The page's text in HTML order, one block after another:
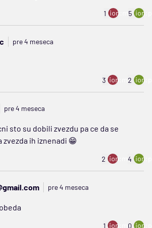
1 ion:minus
5
pre 4 meseca
3 ion:minus
2
pre 4 meseca
sto su dobili zvezdu pa ce da se
ih iznenadi 😁
2 ion:minus
4
pre 4 meseca
1 ion:minus
0